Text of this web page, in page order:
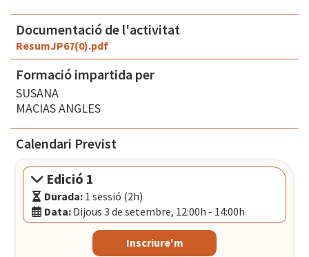
Documentació de l'activitat
ResumJP67(0).pdf
Formació impartida per
SUSANA
MACIAS ANGLES
Calendari Previst
Edició 1
Durada: 1 sessió (2h)
Data: Dijous 3 de setembre, 12:00h - 14:00h
Modalitat:Sessió presencial
Català
Inscriure'm